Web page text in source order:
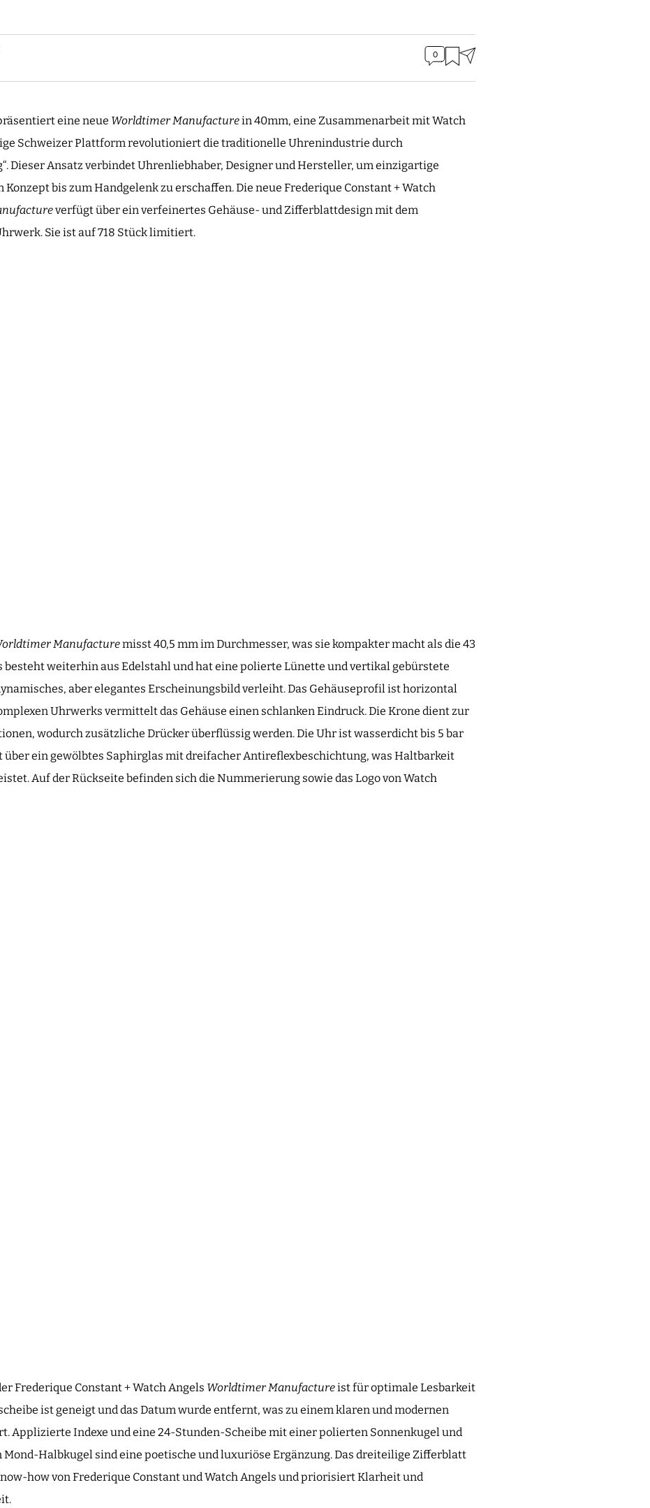
0
eine neue Worldtimer Manufacturein 40mm, eine Zusammenarbeit mit Watch
Schweizer Plattform revolutioniert die traditionelle Uhrenindustrie durch
Dieser Ansatz verbindet Uhrenliebhaber, Designer und Hersteller, um einzigartige
bis zum Handgelenk zu erschaffen. Die neue Frederique Constant + Watch
verfügt über ein verfeinertes Gehäuse- und Zifferblattdesign mit dem
Sie ist auf 718 Stück limitiert.
Manufacturemisst 40,5 mm im Durchmesser, was sie kompakter macht als die 43
besteht weiterhin aus Edelstahl und hat eine polierte Lünette und vertikal gebürstete
aber elegantes Erscheinungsbild verleiht. Das Gehäuseprofil ist horizontal
Uhrwerks vermittelt das Gehäuse einen schlanken Eindruck. Die Krone dient zur
wodurch zusätzliche Drücker überflüssig werden. Die Uhr ist wasserdicht bis 5 bar
über ein gewölbtes Saphirglas mit dreifacher Antireflexbeschichtung, was Haltbarkeit
Auf der Rückseite befinden sich die Nummerierung sowie das Logo von Watch
Frederique Constant + Watch Angels Worldtimer Manufactureist für optimale Lesbarkeit
ist geneigt und das Datum wurde entfernt, was zu einem klaren und modernen
Applizierte Indexe und eine 24-Stunden-Scheibe mit einer polierten Sonnenkugel und
Halbkugel sind eine poetische und luxuriöse Ergänzung. Das dreiteilige Zifferblatt
how von Frederique Constant und Watch Angels und priorisiert Klarheit und